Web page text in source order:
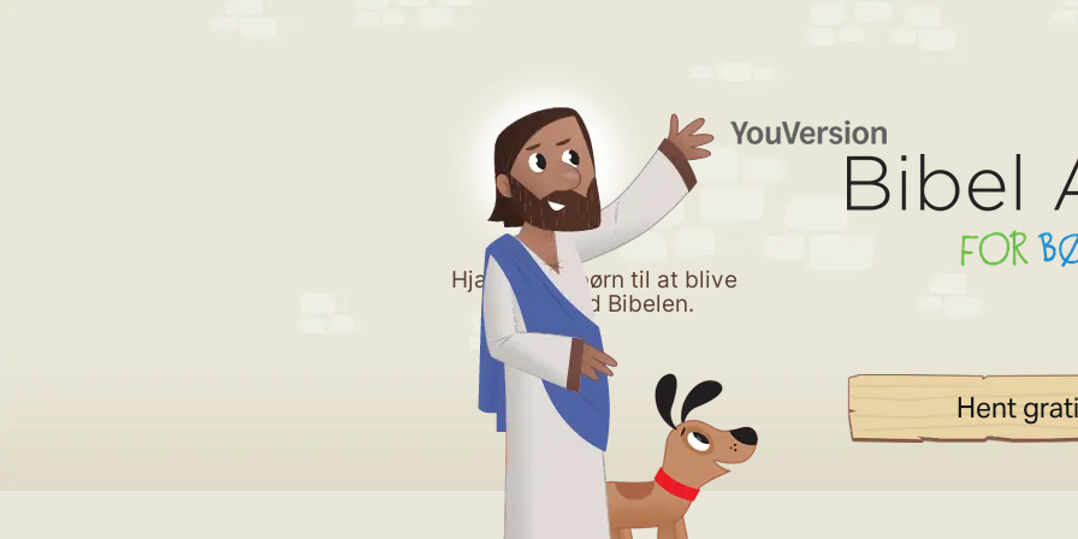
Hjælp dine børn til at blive
vilde med Bibelen.
Hent